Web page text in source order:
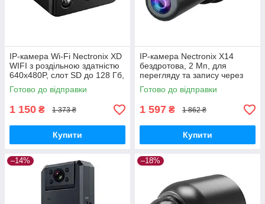
IP-камера Wi-Fi Nectronix XD
WIFI з роздільною здатністю
640х480P, слот SD до 128 Гб,
керування V380PRO
GoodPlace
Готово до відправки
1 150 ₴ 1 373 ₴
Купити
IP-камера Nectronix X14
бездротова, 2 Мп, для
перегляду та запису через
телефон, без АКБ GoodPlace
-worry-free-shopping-
Готово до відправки
1 597 ₴ 1 862 ₴
Купити
–14% –18%